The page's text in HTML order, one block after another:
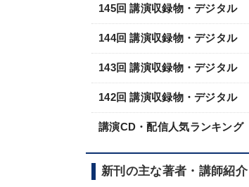
145回 講演収録物・デジタル
144回 講演収録物・デジタル
143回 講演収録物・デジタル
142回 講演収録物・デジタル
講演CD・配信人気ランキング
新刊の主な著者・講師紹介